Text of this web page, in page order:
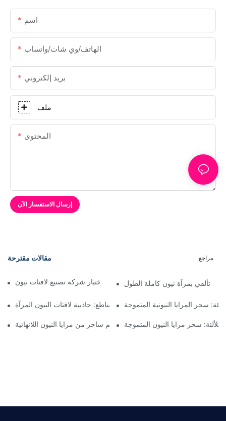
اسم
الهاتف/وي شات/واتساب
بريد إلكتروني
ملف
المحتوى
إرسال الاستفسار الآن
مقالات مقترحة مراجع
عوامل يجب مراعاتها عند اختيار شركة تصنيع لافتات نيون LED
تألقي بمرآة نيون كاملة الطول
تألق ساطع: جاذبية لافتات النيون المرآةسحر المرايا النيونية المتموجة
بريق متوهج: عالم ساحر من مرايا النيون اللانهائيةسحر مرايا النيون المتموجة